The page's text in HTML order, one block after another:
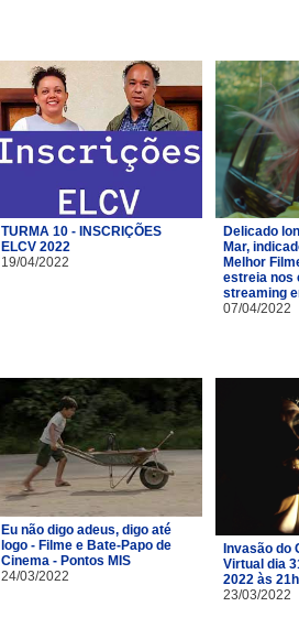
TURMA 10 - INSCRIÇÕES
ELCV 2022
19/04/2022
Delicado
Mar,
Melhor
estreia nos
streaming
07/04/2022
Eu não digo adeus, digo até
logo - Filme e Bate-Papo de
Cinema - Pontos MIS
24/03/2022
Invasão do
Virtual dia
2022 às 21h
23/03/2022